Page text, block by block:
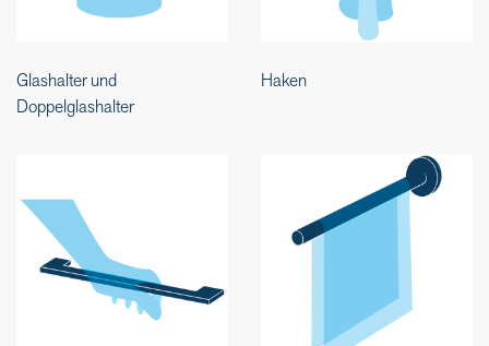
Glashalter und
Doppelglashalter
Haken